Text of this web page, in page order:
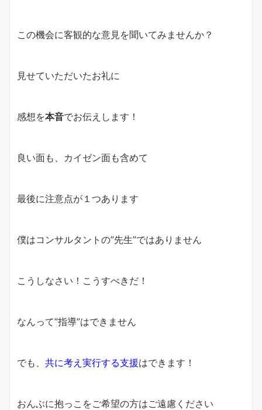
この機会に客観的な意見を聞いてみませんか？
見せていただいたお礼に
感想を本音でお伝えします！
良い面も、カイゼン面も含めて
最後に注意点が１つあります
僕はコンサルタントの”先生”ではありません
こうしなさい！こうすべきだ！
なんって”指導”はできません
でも、 共に考え実行する支援はできます！
おんぶに抱っこをご希望の方はご遠慮ください